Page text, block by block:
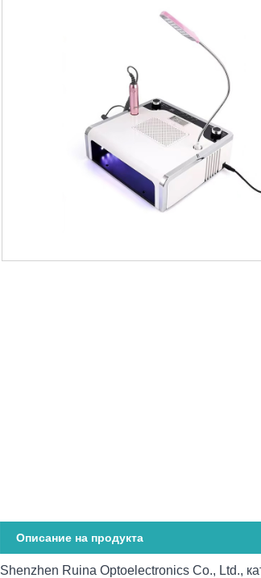
Описание на продукта
Shenzhen Ruina Optoelectronics Co., Ltd.,